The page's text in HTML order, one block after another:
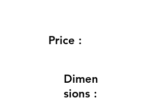
Price :
Dimen
sions :